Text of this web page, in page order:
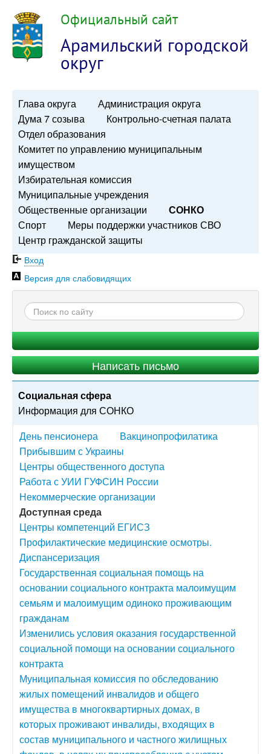
Официальный сайт
Арамильский городской
округ
Глава округа
Администрация округа
Дума 7 созыва
Контрольно-счетная палата
Отдел образования
Комитет по управлению муниципальным
имуществом
Избирательная комиссия
Муниципальные учреждения
Общественные организации
СОНКО
Спорт
Меры поддержки участников СВО
Центр гражданской защиты
Вход
Версия для слабовидящих
Написать письмо
Социальная сфера
Информация для СОНКО
День пенсионера
Вакцинопрофилатика
Прибывшим с Украины
Центры общественного доступа
Работа с УИИ ГУФСИН России
Некоммерческие организации
Доступная среда
Центры компетенций ЕГИСЗ
Профилактические медицинские осмотры.
Диспансеризация
Государственная социальная помощь на
основании социального контракта малоимущим
семьям и малоимущим одиноко проживающим
гражданам
Изменились условия оказания государственной
социальной помощи на основании социального
контракта
Муниципальная комиссия по обследованию
жилых помещений инвалидов и общего
имущества в многоквартирных домах, в
которых проживают инвалиды, входящих в
состав муниципального и частного жилищных